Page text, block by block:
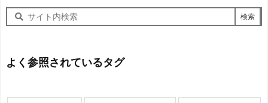
サ
イ
検
索
よく参照されているタグ